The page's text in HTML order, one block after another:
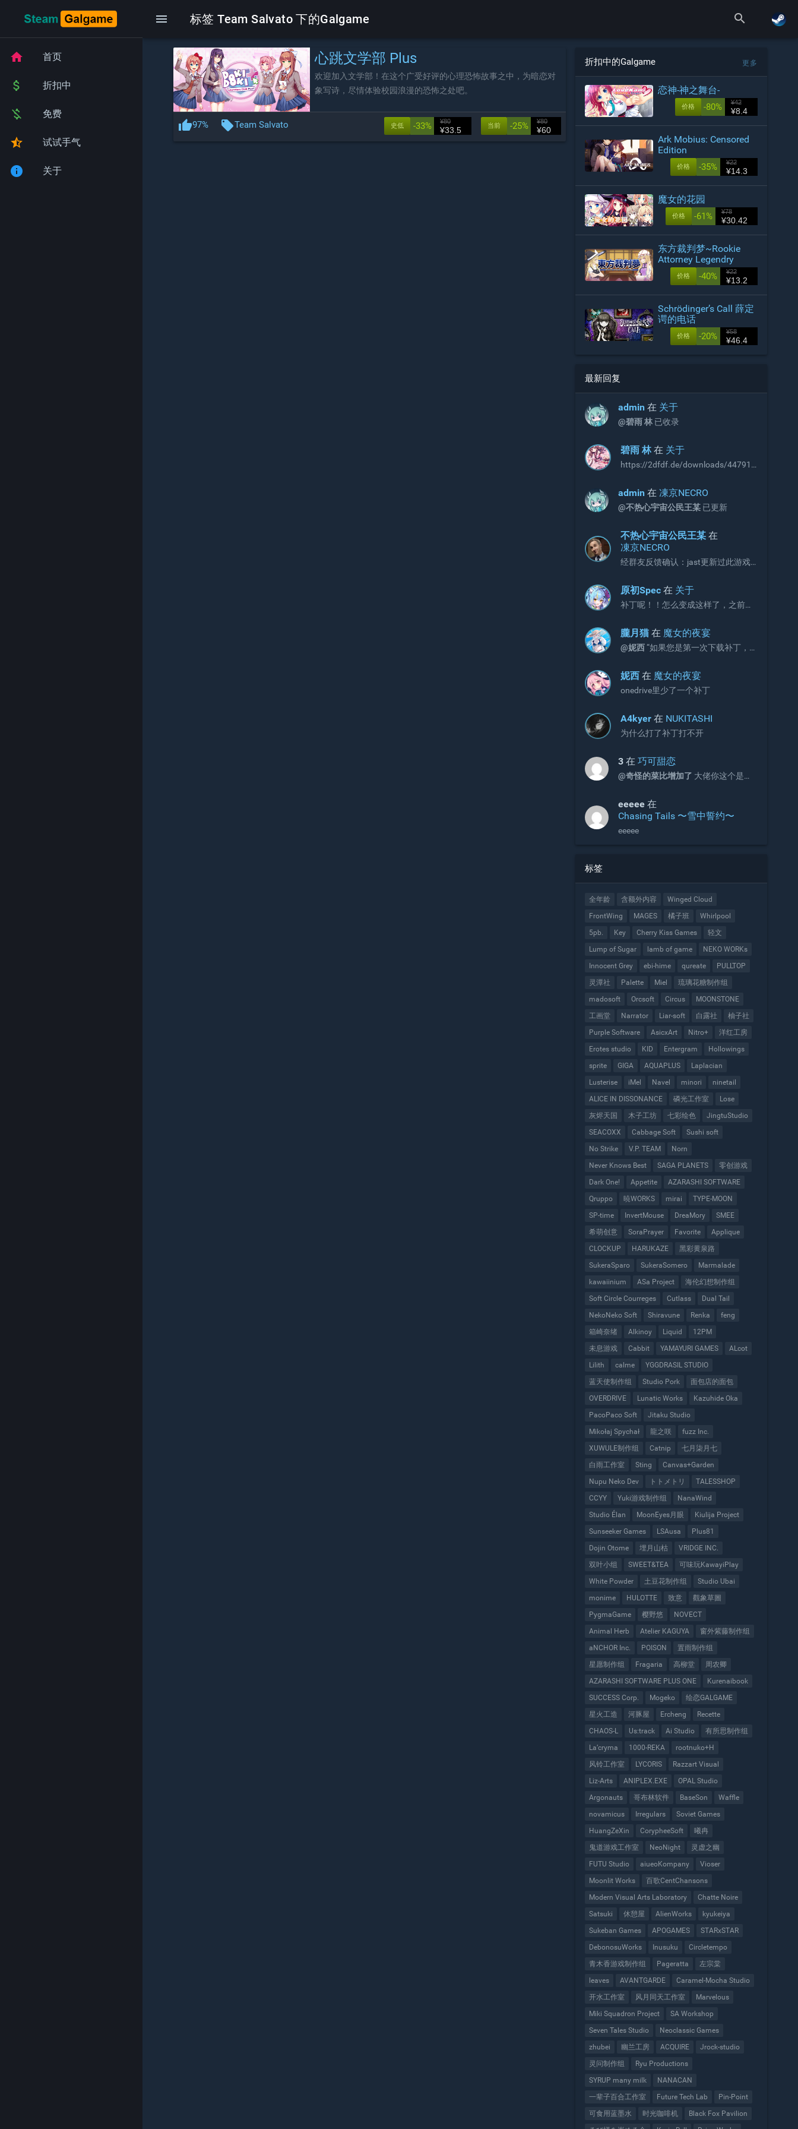
menu 标签 Team Salvato 下的Galgame search
home 首页
attach_money 折扣中
money_off 免费
star_half 试试手气
info 关于
心跳文学部 Plus
欢迎加入文学部！在这个广受好评的心理恐怖故事之中，为暗恋对
象写诗，尽情体验校园浪漫的恐怖之处吧。
thumb_up97% local_offerTeam Salvato -25% ¥80
¥60
当前
-33% ¥80
¥33.5
史低
折扣中的Galgame 更多
恋神-神之舞台-
-80% ¥42
¥8.4
价格
Ark Mobius: Censored
Edition
-35% ¥22
¥14.3
价格
魔女的花园
-61% ¥78
¥30.42
价格
东方裁判梦~Rookie
Attorney Legendry
-40% ¥22
¥13.2
价格
Schrödinger’s Call 薛定
谔的电话
-20% ¥58
¥46.4
价格
最新回复
admin 在 关于
@碧雨 林 已收录
碧雨 林 在 关于
https://2dfdf.de/downloads/44791
R18补丁，无需积分即可下载，站长
可以考虑收录
admin 在凍京NECRO
@不热心宇宙公民王某 已更新
不热心宇宙公民王某 在
凍京NECRO
经群友反馈确认：jast更新过此游戏
的问题。 V3版本补丁官方链接如下，
请更新官网链接与onedrive文件：
https://jaststore.com/zh...
原初Spec 在 关于
补丁呢！！怎么变成这样了，之前不
朧月猫 在 魔女的夜宴
@妮西“如果您是第一次下载补丁，
额外下载增益更新补丁。”
妮西 在 魔女的夜宴
onedrive里少了一个补丁
A4kyer 在 NUKITASHI
为什么打了补丁打不开
3 在巧可甜恋
@奇怪的菜比增加了
eeeee 在
Chasing Tails 〜雪中誓约〜
eeeee
标签
全年龄 含额外内容
Winged Cloud
FrontWing
MAGES 橘子班
Whirlpool
5pb.
Key Cherry Kiss Games
轻文
Lump of Sugar
lamb of game
NEKO WORKs
Innocent Grey
ebi-hime qureate
PULLTOP
灵潭社
Palette Miel
琉璃花糖制作组
madosoft
Orcsoft Circus
MOONSTONE
工画堂
Narrator Liar-soft 白露社
柚子社
Purple Software
AsicxArt Nitro+
洋红工房
Erotes studio
KID Entergram
Hollowings
sprite
GIGA AQUAPLUS
Laplacian
Lusterise
iMel Navel minori
ninetail
ALICE IN DISSONANCE
磷光工作室
Lose
灰烬天国
木子工坊 七彩绘色
JingtuStudio
SEACOXX
Cabbage Soft
Sushi soft
No Strike
V.P. TEAM
Norn
Never Knows Best
SAGA PLANETS
零创游戏
Dark One!
Appetite
AZARASHI SOFTWARE
Qruppo
暁WORKS mirai
TYPE-MOON
SP-time
InvertMouse DreaMory
SMEE
希萌创意
SoraPrayer Favorite
Applique
CLOCKUP
HARUKAZE
黑彩黄泉路
SukeraSparo
SukeraSomero
Marmalade
kawaiinium
ASa Project
海伦幻想制作组
Soft Circle Courreges
Cutlass
Dual Tail
NekoNeko Soft
Shiravune Renka
feng
箱崎奈绪
Alkinoy Liquid
12PM
未息游戏
Cabbit YAMAYURI GAMES
ALcot
Lilith
calme
YGGDRASIL STUDIO
蓝天使制作组
Studio Pork
面包店的面包
OVERDRIVE
Lunatic Works
Kazuhide Oka
PacoPaco Soft
Jitaku Studio
Mikołaj Spychał
龍之咲
fuzz Inc.
XUWULE制作组
Catnip
七月柒月七
白雨工作室
Sting
Canvas+Garden
Nupu Neko Dev
トトメトリ
TALESSHOP
CCYY
Yuki游戏制作组
NanaWind
Studio Élan
MoonEyes月眼
Kiulija Project
Sunseeker Games
LSAusa
Plus81
Dojin Otome
埋月山枯
VRIDGE INC.
双叶小组
SWEET&TEA
可味玩KawayiPlay
White Powder
土豆花制作组
Studio Ubai
monime
HULOTTE 致意
觀象草圖
PygmaGame
樱野悠
NOVECT
Animal Herb
Atelier KAGUYA
窗外紫藤制作组
aNCHOR Inc.
POISON
置雨制作组
星愿制作组
Fragaria 高柳堂
周农卿
AZARASHI SOFTWARE PLUS ONE
Kurenaibook
SUCCESS Corp.
Mogeko
绘恋GALGAME
星火工造
河豚屋 Ercheng
Recette
CHAOS-L
Us:track Ai Studio
有所思制作组
La’cryma
1000-REKA
rootnuko+H
风铃工作室
LYCORIS
Razzart Visual
Liz-Arts
ANIPLEX.EXE
OPAL Studio
Argonauts
哥布林软件 BaseSon
Waffle
novamicus
Irregulars
Soviet Games
HuangZeXin
CorypheeSoft
曦冉
鬼道游戏工作室
NeoNight
灵虚之幽
FUTU Studio
aiueoKompany
Vioser
Moonlit Works
百歌CentChansons
Modern Visual Arts Laboratory
Chatte Noire
Satsuki
休憩屋 AlienWorks
kyukeiya
Sukeban Games
APOGAMES
STARxSTAR
DebonosuWorks
Inusuku
Circletempo
青木香游戏制作组
Pageratta
左宗棠
leaves
AVANTGARDE
Caramel-Mocha Studio
开水工作室
风月同天工作室
Marvelous
Miki Squadron Project
SA Workshop
Seven Tales Studio
Neoclassic Games
zhubei
幽兰工房 ACQUIRE
Jrock-studio
灵问制作组
Ryu Productions
SYRUP many milk
NANACAN
一辈子百合工作室
Future Tech Lab
Pin-Point
可食用蓝墨水
时光咖啡机
Black Fox Pavilion